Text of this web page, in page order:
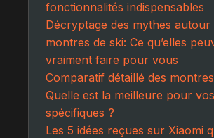
fonctionnalités indispensables
Décryptage des mythes autour
montres de ski: Ce qu’elles
vraiment faire pour vous
Comparatif détaillé des
Quelle est la meilleure pour
spécifiques ?
Les 5 idées reçues sur Xiaomi